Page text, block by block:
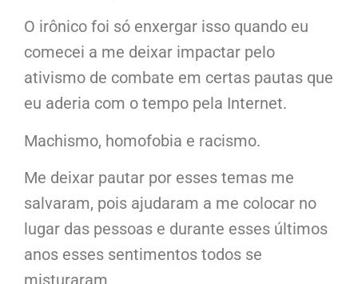
O irônico foi só enxergar isso quando eu
comecei a me deixar impactar pelo
ativismo de combate em certas pautas que
eu aderia com o tempo pela Internet.
Machismo, homofobia e racismo.
Me deixar pautar por esses temas me
salvaram, pois ajudaram a me colocar no
lugar das pessoas e durante esses últimos
anos esses sentimentos todos se
misturaram.